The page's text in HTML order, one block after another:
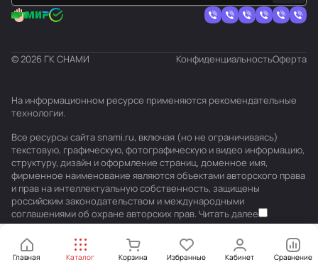
Главная Каталог Корзина Избранные Кабинет Сравнение
© 2026 ГК СНАМИ КонфиденциальностьОферта
На информационном ресурсе применяются рекомендательные
технологии.
Все ресурсы сайта snami.ru, включая (но не ограничиваясь)
текстовую, графическую, фотографическую и видео информацию,
структуру, дизайн и оформление страниц, доменное имя,
фирменное наименование являются объектами авторского права
и прав на интеллектуальную собственность, защищены
российским законодательством и международными
соглашениями об охране авторских прав. Читать далее